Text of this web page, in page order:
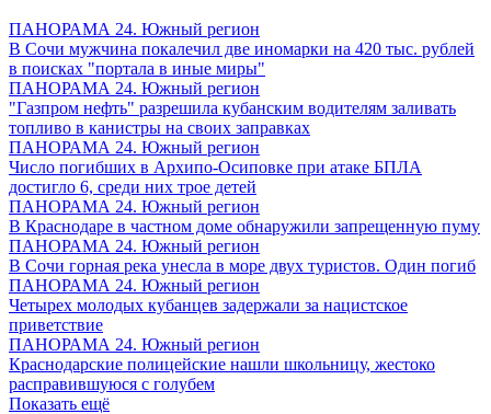
ПАНОРАМА 24. Южный регион
В Сочи мужчина покалечил две иномарки на 420 тыс. рублей
в поисках "портала в иные миры"
ПАНОРАМА 24. Южный регион
"Газпром нефть" разрешила кубанским водителям заливать
топливо в канистры на своих заправках
ПАНОРАМА 24. Южный регион
Число погибших в Архипо-Осиповке при атаке БПЛА
достигло 6, среди них трое детей
ПАНОРАМА 24. Южный регион
В Краснодаре в частном доме обнаружили запрещенную пуму
ПАНОРАМА 24. Южный регион
В Сочи горная река унесла в море двух туристов. Один погиб
ПАНОРАМА 24. Южный регион
Четырех молодых кубанцев задержали за нацистское
приветствие
ПАНОРАМА 24. Южный регион
Краснодарские полицейские нашли школьницу, жестоко
расправившуюся с голубем
Показать ещё